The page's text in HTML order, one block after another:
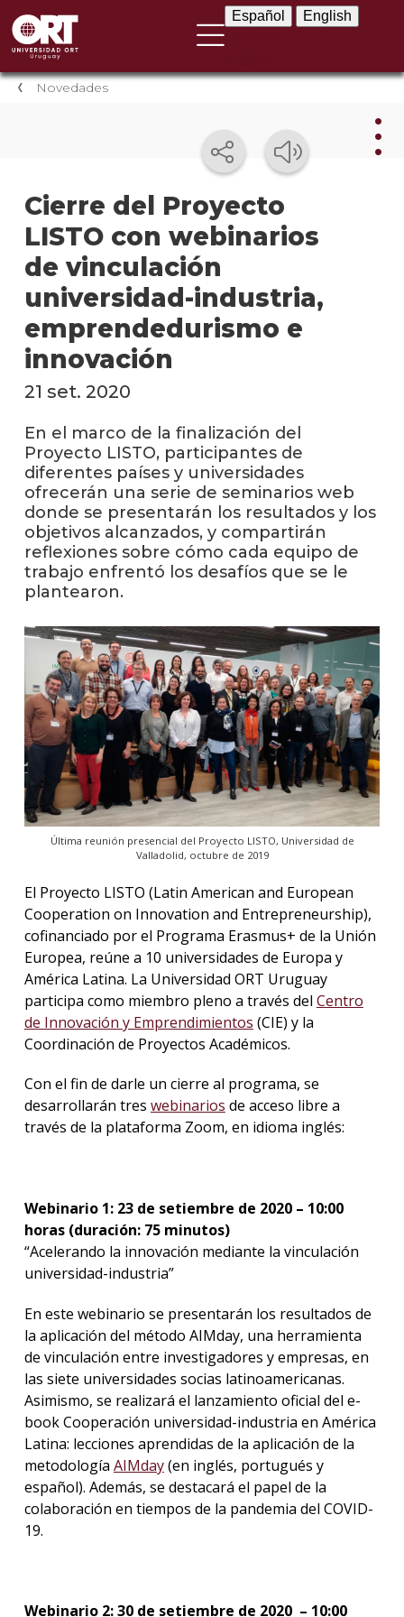
Español English
Novedades
Cierre del Proyecto
LISTO con webinarios
de vinculación
universidad-industria,
emprendedurismo e
innovación
21 set. 2020
En el marco de la finalización del
Proyecto LISTO, participantes de
diferentes países y universidades
ofrecerán una serie de seminarios web
donde se presentarán los resultados y los
objetivos alcanzados, y compartirán
reflexiones sobre cómo cada equipo de
trabajo enfrentó los desafíos que se le
plantearon.
Última reunión presencial del Proyecto LISTO, Universidad de
Valladolid, octubre de 2019
El Proyecto LISTO (Latin American and European
Cooperation on Innovation and Entrepreneurship),
cofinanciado por el Programa Erasmus+ de la Unión
Europea, reúne a 10 universidades de Europa y
América Latina. La Universidad ORT Uruguay
participa como miembro pleno a través del Centro
de Innovación y Emprendimientos (CIE) y la
Coordinación de Proyectos Académicos.
Con el fin de darle un cierre al programa, se
desarrollarán tres webinarios de acceso libre a
través de la plataforma Zoom, en idioma inglés:
Webinario 1: 23 de setiembre de 2020 – 10:00
horas (duración: 75 minutos)
“Acelerando la innovación mediante la vinculación
universidad-industria”
En este webinario se presentarán los resultados de
la aplicación del método AIMday, una herramienta
de vinculación entre investigadores y empresas, en
las siete universidades socias latinoamericanas.
Asimismo, se realizará el lanzamiento oficial del e-
book Cooperación universidad-industria en América
Latina: lecciones aprendidas de la aplicación de la
metodología AIMday(en inglés, portugués y
español). Además, se destacará el papel de la
colaboración en tiempos de la pandemia del COVID-
19.
Webinario 2: 30 de setiembre de 2020 – 10:00